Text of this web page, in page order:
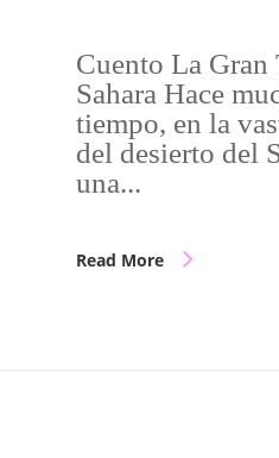
Cuento La Gran
Sahara Hace
tiempo, en la
del desierto del
una...
Read More